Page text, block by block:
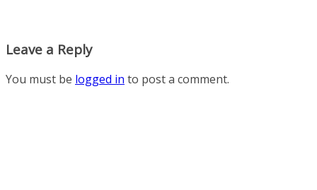
Leave a Reply
You must be logged in to post a comment.